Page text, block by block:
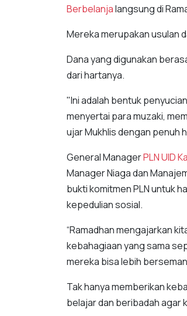
Berbelanjalangsung di
Mereka merupakan usulan
Dana yang digunakan
dari hartanya.
"Ini adalah bentuk
menyertai para muzaki,
ujar Mukhlis dengan penuh
General ManagerPLN UID
Manager Niaga dan
bukti komitmen PLN untuk
kepedulian sosial.
“Ramadhan mengajarkan
kebahagiaan yang sama
mereka bisa lebih
Tak hanya memberikan
belajar dan beribadah agar